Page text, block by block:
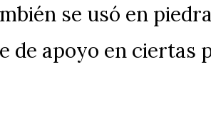
se usó en
de apoyo en ciertas